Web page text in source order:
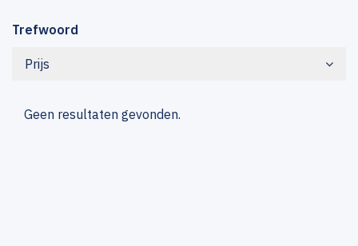
Trefwoord
Prijs
Geen resultaten gevonden.